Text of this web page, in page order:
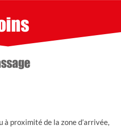
à proximité de la zone d’arrivée,